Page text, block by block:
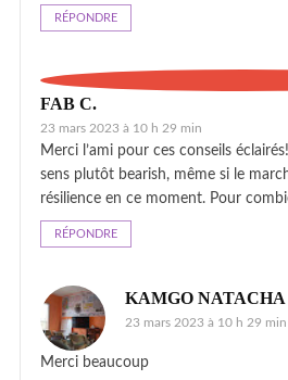
RÉPONDRE
FAB C.
23 mars 2023 à 10 h 29 min
Merci l’ami pour ces conseils
sens plutôt bearish, même si le
résilience en ce moment. Pour
RÉPONDRE
KAMGO NATACHA
23 mars 2023 à 10 h 29 min
Merci beaucoup